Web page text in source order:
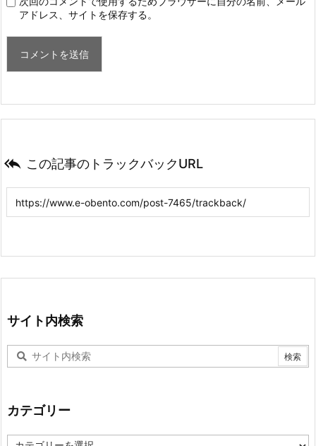
アドレス、サイトを保存する。
 この記事のトラックバックURL
サイト内検索
カテゴリー